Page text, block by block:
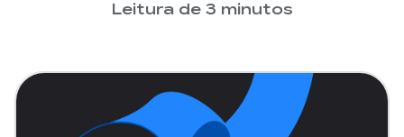
Leitura de 3 minutos